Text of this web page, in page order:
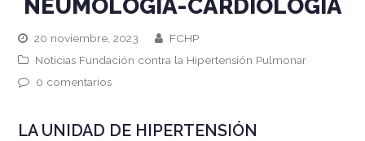
NEUMOLOGÍA-CARDIOLOGÍA
20 noviembre, 2023
FCHP
Noticias Fundación contra la Hipertensión Pulmonar
0 comentarios
LA UNIDAD DE HIPERTENSIÓN